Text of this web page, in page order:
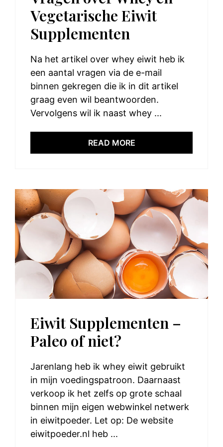
Vegetarische Eiwit
Supplementen
Na het artikel over whey eiwit heb ik
een aantal vragen via de e-mail
binnen gekregen die ik in dit artikel
graag even wil beantwoorden.
Vervolgens wil ik naast whey ...
READ MORE
Eiwit Supplementen –
Paleo of niet?
Jarenlang heb ik whey eiwit gebruikt
in mijn voedingspatroon. Daarnaast
verkoop ik het zelfs op grote schaal
binnen mijn eigen webwinkel netwerk
in eiwitpoeder. Let op: De website
eiwitpoeder.nl heb ...